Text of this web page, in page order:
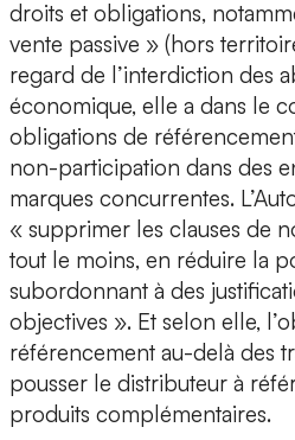
droits et obligations,
vente passive » (hors
regard de l’interdiction des
économique, elle a dans le
obligations de
non-participation dans des
marques concurrentes.
« supprimer les clauses de
tout le moins, en réduire la
subordonnant à des
objectives ». Et selon elle,
référencement au-delà des
pousser le distributeur à
produits complémentaires.